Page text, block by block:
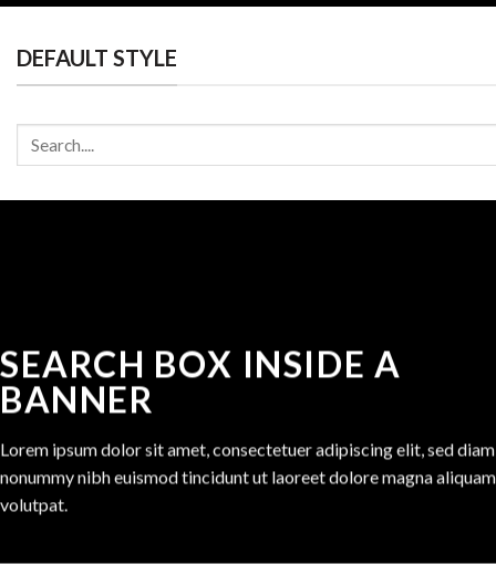
DEFAULT STYLE
Tìm
kiếm:
SEARCH BOX INSIDE A
BANNER
Lorem ipsum dolor sit amet, consectetuer adipiscing elit, sed diam
nonummy nibh euismod tincidunt ut laoreet dolore magna
volutpat.